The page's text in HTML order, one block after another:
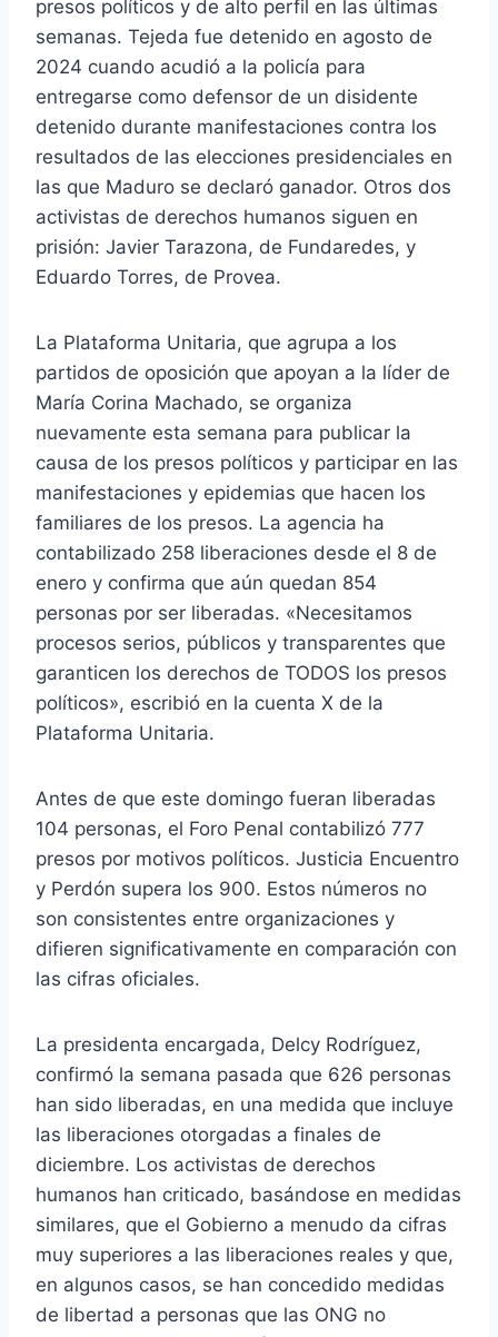
presos políticos y de alto perfil en las últimas
semanas. Tejeda fue detenido en agosto de
2024 cuando acudió a la policía para
entregarse como defensor de un disidente
detenido durante manifestaciones contra los
resultados de las elecciones presidenciales en
las que Maduro se declaró ganador. Otros dos
activistas de derechos humanos siguen en
prisión: Javier Tarazona, de Fundaredes, y
Eduardo Torres, de Provea.
La Plataforma Unitaria, que agrupa a los
partidos de oposición que apoyan a la líder de
María Corina Machado, se organiza
nuevamente esta semana para publicar la
causa de los presos políticos y participar en las
manifestaciones y epidemias que hacen los
familiares de los presos. La agencia ha
contabilizado 258 liberaciones desde el 8 de
enero y confirma que aún quedan 854
personas por ser liberadas. «Necesitamos
procesos serios, públicos y transparentes que
garanticen los derechos de TODOS los presos
políticos», escribió en la cuenta X de la
Plataforma Unitaria.
Antes de que este domingo fueran liberadas
104 personas, el Foro Penal contabilizó 777
presos por motivos políticos. Justicia Encuentro
y Perdón supera los 900. Estos números no
son consistentes entre organizaciones y
difieren significativamente en comparación con
las cifras oficiales.
La presidenta encargada, Delcy Rodríguez,
confirmó la semana pasada que 626 personas
han sido liberadas, en una medida que incluye
las liberaciones otorgadas a finales de
diciembre. Los activistas de derechos
humanos han criticado, basándose en medidas
similares, que el Gobierno a menudo da cifras
muy superiores a las liberaciones reales y que,
en algunos casos, se han concedido medidas
de libertad a personas que las ONG no